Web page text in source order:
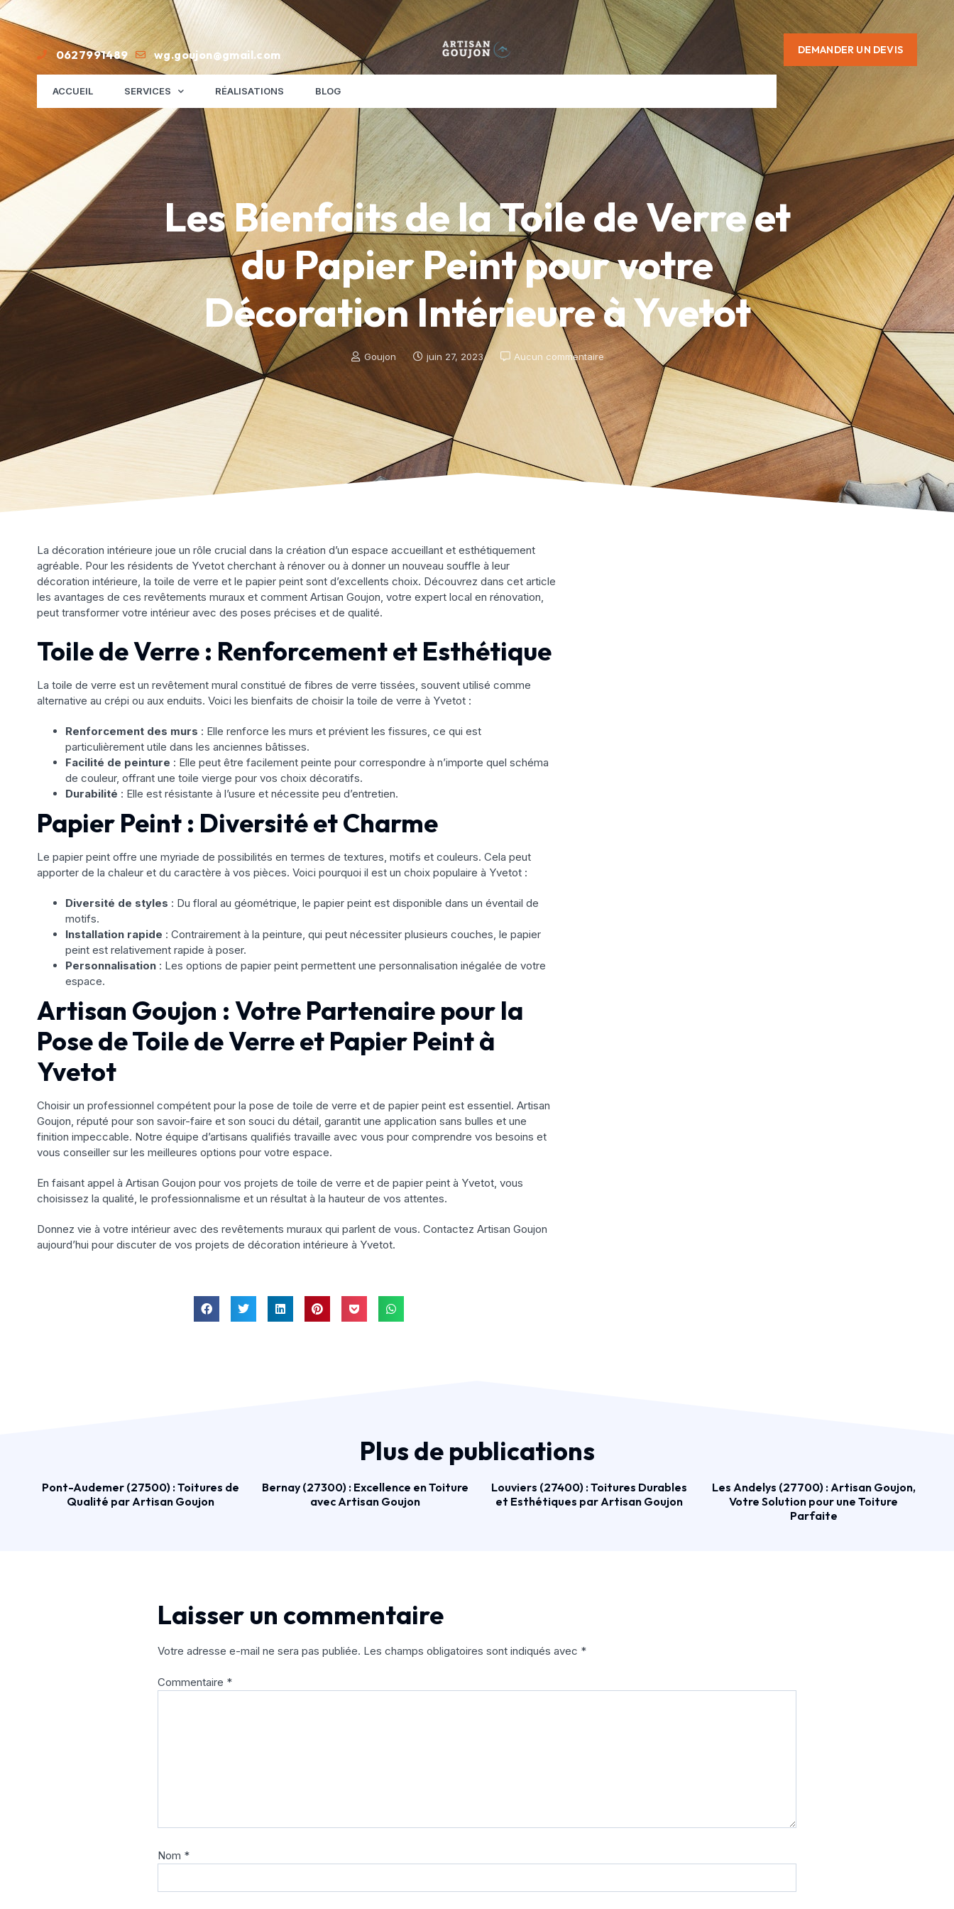
0627991489 wg.goujon@gmail.com DEMANDER UN DEVIS
ACCUEIL SERVICES RÉALISATIONS BLOG
Les Bienfaits de la Toile de Verre et
du Papier Peint pour votre
Décoration Intérieure à Yvetot
Goujon juin 27, 2023 Aucun commentaire
La décoration intérieure joue un rôle crucial dans la création d’un espace accueillant et esthétiquement
agréable. Pour les résidents de Yvetot cherchant à rénover ou à donner un nouveau souffle à leur
décoration intérieure, la toile de verre et le papier peint sont d’excellents choix. Découvrez dans cet article
les avantages de ces revêtements muraux et comment Artisan Goujon, votre expert local en rénovation,
peut transformer votre intérieur avec des poses précises et de qualité.
Toile de Verre : Renforcement et Esthétique
La toile de verre est un revêtement mural constitué de fibres de verre tissées, souvent utilisé comme
alternative au crépi ou aux enduits. Voici les bienfaits de choisir la toile de verre à Yvetot :
Renforcement des murs : Elle renforce les murs et prévient les fissures, ce qui est
particulièrement utile dans les anciennes bâtisses.
Facilité de peinture : Elle peut être facilement peinte pour correspondre à n’importe quel schéma
de couleur, offrant une toile vierge pour vos choix décoratifs.
Durabilité : Elle est résistante à l’usure et nécessite peu d’entretien.
Papier Peint : Diversité et Charme
Le papier peint offre une myriade de possibilités en termes de textures, motifs et couleurs. Cela peut
apporter de la chaleur et du caractère à vos pièces. Voici pourquoi il est un choix populaire à Yvetot :
Diversité de styles : Du floral au géométrique, le papier peint est disponible dans un éventail de
motifs.
Installation rapide : Contrairement à la peinture, qui peut nécessiter plusieurs couches, le papier
peint est relativement rapide à poser.
Personnalisation : Les options de papier peint permettent une personnalisation inégalée de votre
espace.
Artisan Goujon : Votre Partenaire pour la
Pose de Toile de Verre et Papier Peint à
Yvetot
Choisir un professionnel compétent pour la pose de toile de verre et de papier peint est essentiel. Artisan
Goujon, réputé pour son savoir-faire et son souci du détail, garantit une application sans bulles et une
finition impeccable. Notre équipe d’artisans qualifiés travaille avec vous pour comprendre vos besoins et
vous conseiller sur les meilleures options pour votre espace.
En faisant appel à Artisan Goujon pour vos projets de toile de verre et de papier peint à Yvetot, vous
choisissez la qualité, le professionnalisme et un résultat à la hauteur de vos attentes.
Donnez vie à votre intérieur avec des revêtements muraux qui parlent de vous. Contactez Artisan Goujon
aujourd’hui pour discuter de vos projets de décoration intérieure à Yvetot.
Plus de publications
Pont-Audemer (27500) : Toitures de
Qualité par Artisan Goujon
Bernay (27300) : Excellence en Toiture
avec Artisan Goujon
Louviers (27400) : Toitures Durables
et Esthétiques par Artisan Goujon
Les Andelys (27700) : Artisan Goujon,
Votre Solution pour une Toiture
Parfaite
Laisser un commentaire
Votre adresse e-mail ne sera pas publiée. Les champs obligatoires sont indiqués avec *
Commentaire *
Nom *